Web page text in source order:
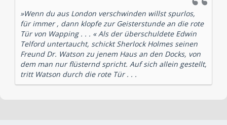
»Wenn du aus London verschwinden willst spurlos,
für immer , dann klopfe zur Geisterstunde an die rote
Tür von Wapping . . . « Als der überschuldete Edwin
Telford untertaucht, schickt Sherlock Holmes seinen
Freund Dr. Watson zu jenem Haus an den Docks, von
dem man nur flüsternd spricht. Auf sich allein gestellt,
tritt Watson durch die rote Tür . . .